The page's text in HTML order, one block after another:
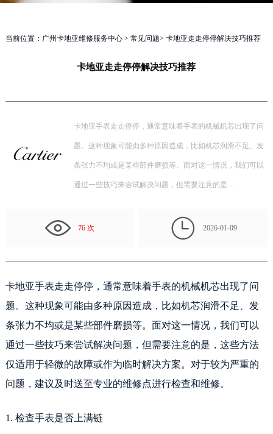
当前位置： 广州卡地亚维修服务中心> 常见问题> 卡地亚走走停停解决技巧推荐
卡地亚走走停停解决技巧推荐
卡地亚手表走走停停，通常意味着手表的机械机芯出现了问
题。这种现象可能由多种原因造成，比如机芯润滑不足、发
条张力不均或是某些部件磨损等。面对这一情况，我们可以
通过一些技巧来尝试解决问题，但需要注意的是…
76 次  2026-01-09
卡地亚手表走走停停，通常意味着手表的机械机芯出现了问
题。这种现象可能由多种原因造成，比如机芯润滑不足、发
条张力不均或是某些部件磨损等。面对这一情况，我们可以
通过一些技巧来尝试解决问题，但需要注意的是，这些方法
仅适用于轻微的故障或作为临时解决方案。对于较为严重的
问题，建议及时送至专业的维修点进行检查和维修。
1. 检查手表是否上满链